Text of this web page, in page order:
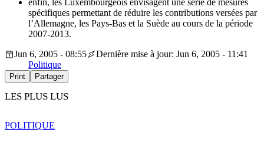
enfin, les Luxembourgeois envisagent une série de mesures
spécifiques permettant de réduire les contributions versées par
l’Allemagne, les Pays-Bas et la Suède au cours de la période
2007-2013.
Jun 6, 2005 - 08:55
Dernière mise à jour: Jun 6, 2005 - 11:41
Politique
Print Partager
LES PLUS LUS
POLITIQUE